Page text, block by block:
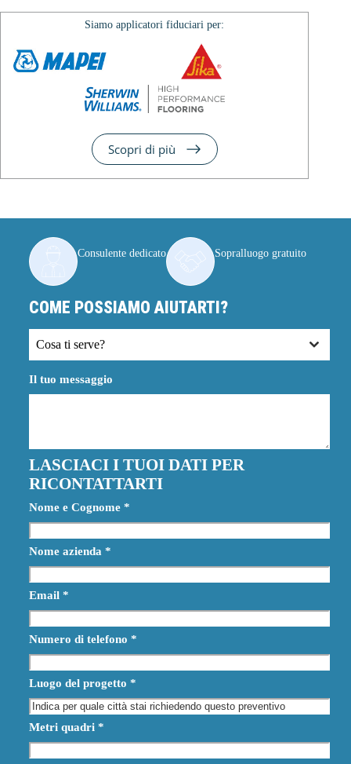
Siamo applicatori fiduciari per:
Scopri di più
Consulente dedicato Sopralluogo gratuito
COME POSSIAMO AIUTARTI?
Cosa ti serve?
Il tuo messaggio
LASCIACI I TUOI DATI PER
RICONTATTARTI
Nome e Cognome *
Nome azienda *
Email *
Numero di telefono *
Luogo del progetto *
Metri quadri *